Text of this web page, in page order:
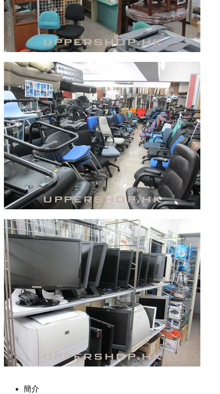
簡介